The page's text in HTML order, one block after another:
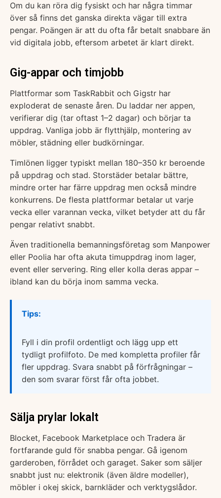
Om du kan röra dig fysiskt och har några timmar
över så finns det ganska direkta vägar till extra
pengar. Poängen är att du ofta får betalt snabbare än
vid digitala jobb, eftersom arbetet är klart direkt.
Gig-appar och timjobb
Plattformar som TaskRabbit och Gigstr har
exploderat de senaste åren. Du laddar ner appen,
verifierar dig (tar oftast 1–2 dagar) och börjar ta
uppdrag. Vanliga jobb är flytthjälp, montering av
möbler, städning eller budkörningar.
Timlönen ligger typiskt mellan 180–350 kr beroende
på uppdrag och stad. Storstäder betalar bättre,
mindre orter har färre uppdrag men också mindre
konkurrens. De flesta plattformar betalar ut varje
vecka eller varannan vecka, vilket betyder att du får
pengar relativt snabbt.
Även traditionella bemanningsföretag som Manpower
eller Poolia har ofta akuta timuppdrag inom lager,
event eller servering. Ring eller kolla deras appar –
ibland kan du börja inom samma vecka.
Tips:
Fyll i din profil ordentligt och lägg upp ett
tydligt profilfoto. De med kompletta profiler får
fler uppdrag. Svara snabbt på förfrågningar –
den som svarar först får ofta jobbet.
Sälja prylar lokalt
Blocket, Facebook Marketplace och Tradera är
fortfarande guld för snabba pengar. Gå igenom
garderoben, förrådet och garaget. Saker som säljer
snabbt just nu: elektronik (även äldre modeller),
möbler i okej skick, barnkläder och verktygslådor.